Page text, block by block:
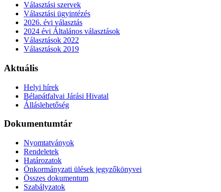
Választási szervek
Választási ügyintézés
2026. évi választás
2024 évi Általános választások
Választások 2022
Választások 2019
Aktuális
Helyi hírek
Bélapátfalvai Járási Hivatal
Álláslehetőség
Dokumentumtár
Nyomtatványok
Rendeletek
Határozatok
Önkormányzati ülések jegyzőkönyvei
Összes dokumentum
Szabályzatok